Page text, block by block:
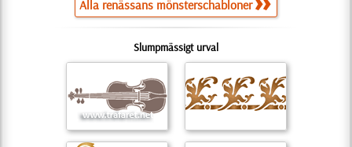
Alla renässans mönsterschabloner
Slumpmässigt urval